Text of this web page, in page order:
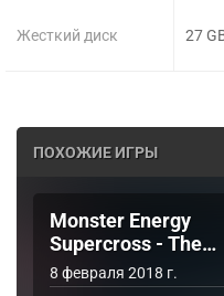
Жесткий диск 27
ПОХОЖИЕ ИГРЫ
Monster Energy
Supercross - The…
8 февраля 2018 г.